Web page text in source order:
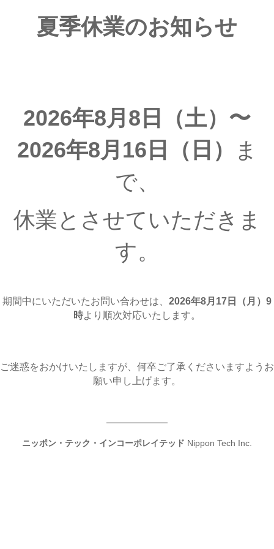
夏季休業のお知らせ
2026年8月8日（土）〜
2026年8月16日（日）
ま
で、
休業とさせていただきま
す。
期間中にいただいたお問い合わせは、 2026年8月17日（月 ）9
時より順次対応いたします。
ご迷惑をおかけいたしますが、何卒ご了承くださいますようお
願い申し上げます。
ニッポン・テック・インコーポレイテッド Nippon Tech Inc.